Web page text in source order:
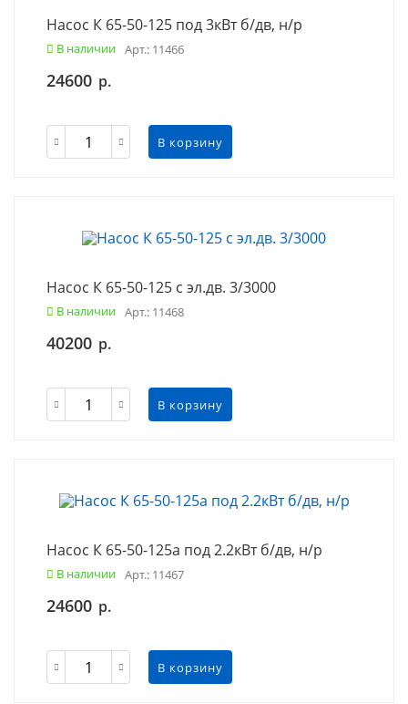
Насос К 65-50-125 под 3кВт б/дв, н/р
В наличии Арт.: 11466
24600 р.
В корзину
Насос К 65-50-125 с эл.дв. 3/3000
В наличии Арт.: 11468
40200 р.
В корзину
Насос К 65-50-125а под 2.2кВт б/дв, н/р
В наличии Арт.: 11467
24600 р.
В корзину